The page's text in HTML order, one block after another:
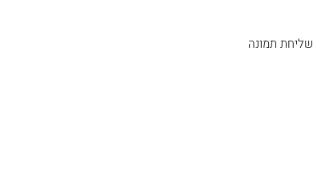
שליחת תמונה